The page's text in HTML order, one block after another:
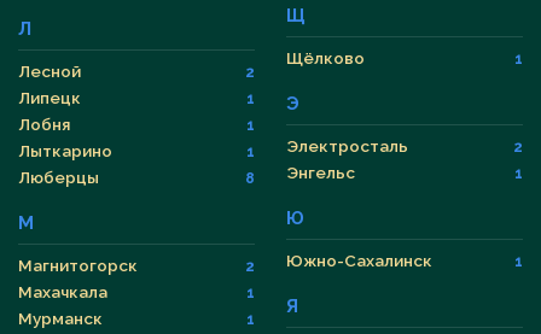
Л
Лесной 2
Липецк 1
Лобня 1
Лыткарино 1
Люберцы 8
М
Магнитогорск 2
Махачкала 1
Мурманск 1
Щ
Щёлково 1
Э
Электросталь 2
Энгельс 1
Ю
Южно-Сахалинск 1
Я